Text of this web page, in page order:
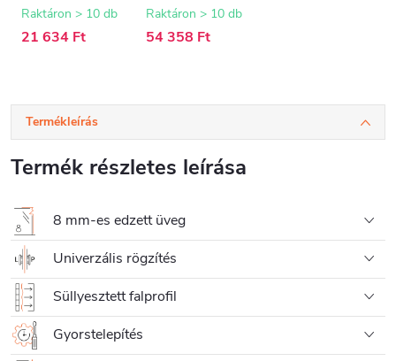
200 cm
Raktáron > 10 db
21 634 Ft
keret/átlátszó
Raktáron > 10 db
54 358 Ft
Termékleírás
Termék részletes leírása
8 mm-es edzett üveg
Univerzális rögzítés
Süllyesztett falprofil
Gyorstelepítés